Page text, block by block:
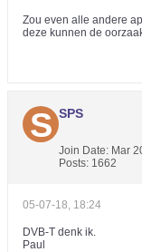
Zou even alle andere
deze kunnen de
SPS
Join Date: Mar
Posts: 1662
05-07-18, 18:24
DVB-T denk ik.
Paul